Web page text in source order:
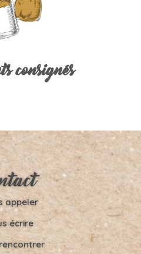
consignés
appeler
écrire